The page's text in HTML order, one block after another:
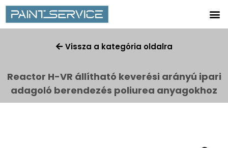
Vissza a kategória oldalra
Reactor H-VR állítható keverési arányú ipari
adagoló berendezés poliurea anyagokhoz